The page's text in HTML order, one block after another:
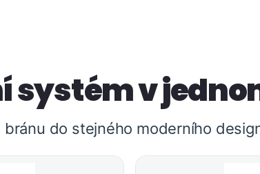
systém v
bránu do stejného moderního